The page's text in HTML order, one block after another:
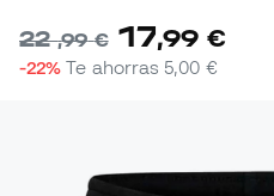
22,99 € 17,99 €
-22% Te ahorras5,00 €